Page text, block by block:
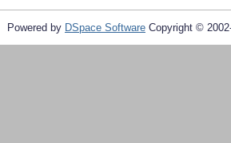
Powered by DSpace Software Copyright ©